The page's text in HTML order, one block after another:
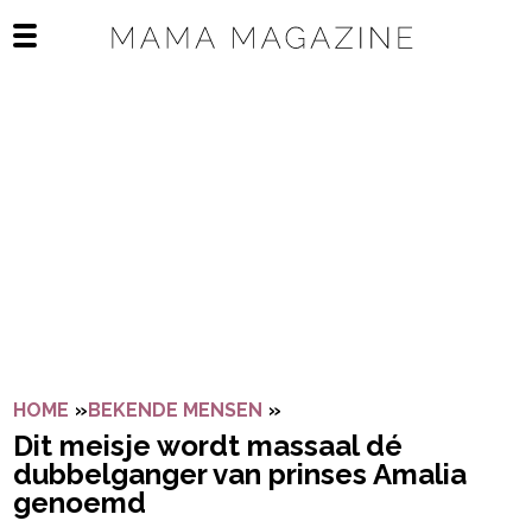
Open het mobiele menu
HOME »BEKENDE MENSEN »
Dit meisje wordt massaal dé
dubbelganger van prinses Amalia
genoemd